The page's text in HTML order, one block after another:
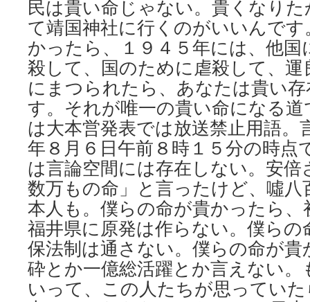
民は貴い命じゃない。貴くなり
て靖国神社に行くのがいいんで
かったら、１９４５年には、他
殺して、国のために虐殺して、
にまつられたら、あなたは貴い
す。それが唯一の貴い命になる
は大本営発表では放送禁止用語。
年８月６日午前８時１５分の時点
は言論空間には存在しない。安倍
数万もの命」と言ったけど、噓
本人も。僕らの命が貴かったら
福井県に原発は作らない。僕ら
保法制は通さない。僕らの命が
砕とか一億総活躍とか言えない
いって、この人たちが思ってい